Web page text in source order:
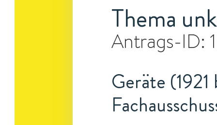
Thema
Antrags-ID:
Geräte